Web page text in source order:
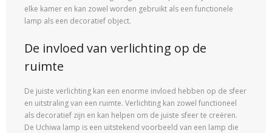
elke kamer en kan zowel worden gebruikt als een functionele
lamp als een decoratief object.
De invloed van verlichting op de
ruimte
De juiste verlichting kan een enorme invloed hebben op de sfeer
en uitstraling van een ruimte. Verlichting kan zowel functioneel
als decoratief zijn en kan helpen om de juiste sfeer te creëren.
De Uchiwa lamp is een uitstekend voorbeeld van een lamp die